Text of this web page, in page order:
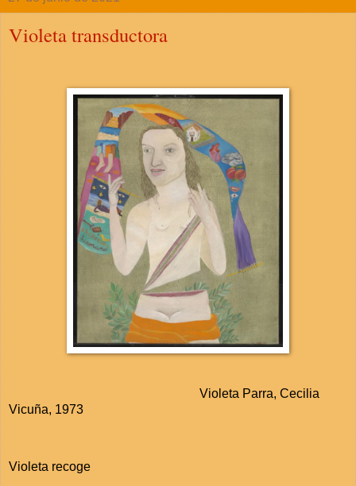
Violeta transductora
Violeta Parra, Cecilia
Vicuña, 1973
Violeta recoge